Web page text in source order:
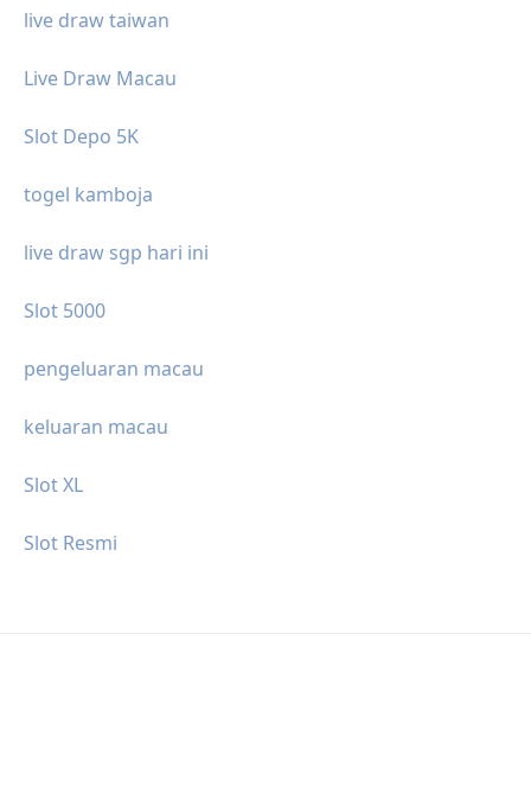
live draw taiwan
Live Draw Macau
Slot Depo 5K
togel kamboja
live draw sgp hari ini
Slot 5000
pengeluaran macau
keluaran macau
Slot XL
Slot Resmi